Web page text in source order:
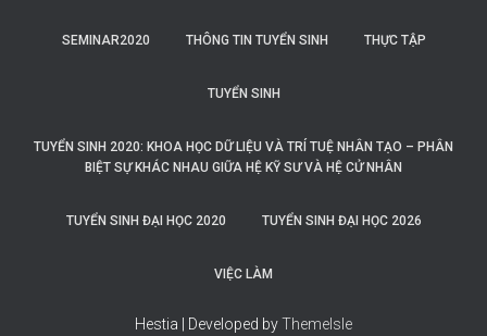
SEMINAR2020 THÔNG TIN TUYỂN SINH THỰC TẬP
TUYỂN SINH
TUYỂN SINH 2020: KHOA HỌC DỮ LIỆU VÀ TRÍ TUỆ NHÂN TẠO – PHÂN
BIỆT SỰ KHÁC NHAU GIỮA HỆ KỸ SƯ VÀ HỆ CỬ NHÂN
TUYỂN SINH ĐẠI HỌC 2020 TUYỂN SINH ĐẠI HỌC 2026
VIỆC LÀM
Hestia | Developed byThemeIsle